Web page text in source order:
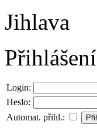
Jihlava
Přihlášení
Login:
Heslo:
Automat. přihl.: